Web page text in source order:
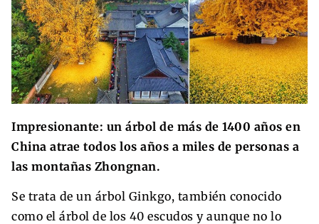
Impresionante: un árbol de más de 1400 años en
China atrae todos los años a miles de personas a
las montañas Zhongnan.
Se trata de un árbol Ginkgo, también conocido
como el árbol de los 40 escudos y aunque no lo